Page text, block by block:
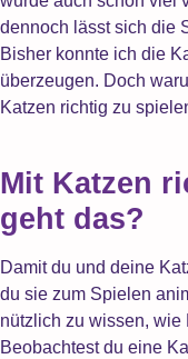
dennoch lässt sich die
Bisher konnte ich die
überzeugen. Doch
Katzen richtig zu
Mit Katzen
geht das?
Damit du und deine
du sie zum Spielen
nützlich zu wissen, wie
Beobachtest du eine